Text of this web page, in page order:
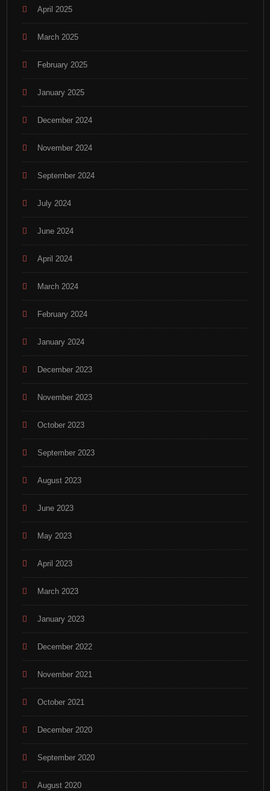
April 2025
March 2025
February 2025
January 2025
December 2024
November 2024
September 2024
July 2024
June 2024
April 2024
March 2024
February 2024
January 2024
December 2023
November 2023
October 2023
September 2023
August 2023
June 2023
May 2023
April 2023
March 2023
January 2023
December 2022
November 2021
October 2021
December 2020
September 2020
August 2020